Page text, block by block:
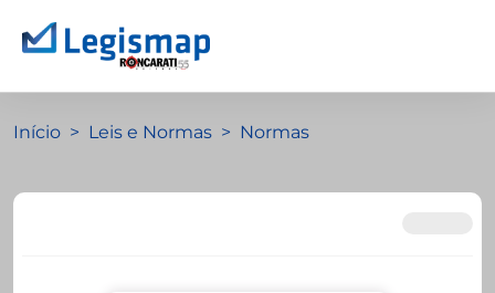
Início Leis e Normas Normas